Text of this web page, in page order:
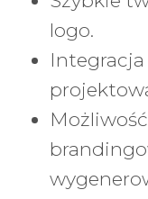
logo.